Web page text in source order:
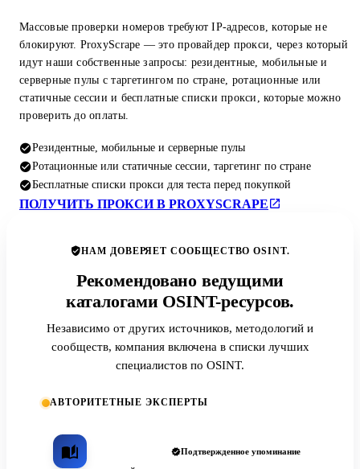
Массовые проверки номеров требуют IP-адресов, которые не
блокируют. ProxyScrape — это провайдер прокси, через который
идут наши собственные запросы: резидентные, мобильные и
серверные пулы с таргетингом по стране, ротационные или
статичные сессии и бесплатные списки прокси, которые можно
проверить до оплаты.
Резидентные, мобильные и серверные пулы
Ротационные или статичные сессии, таргетинг по стране
Бесплатные списки прокси для теста перед покупкой
ПОЛУЧИТЬ ПРОКСИ В PROXYSCRAPE
НАМ ДОВЕРЯЕТ СООБЩЕСТВО OSINT.
Рекомендовано ведущими
каталогами OSINT-ресурсов.
Независимо от других источников, методологий и
сообществ, компания включена в списки лучших
специалистов по OSINT.
АВТОРИТЕТНЫЕ ЭКСПЕРТЫ
Подтвержденное упоминание